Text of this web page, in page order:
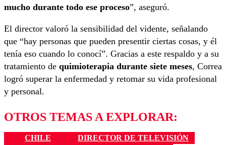
mucho durante todo ese proceso”, aseguró.
El director valoró la sensibilidad del vidente, señalando
que “hay personas que pueden presentir ciertas cosas, y él
tenía eso cuando lo conocí”. Gracias a este respaldo y a su
tratamiento de quimioterapia durante siete meses, Correa
logró superar la enfermedad y retomar su vida profesional
y personal.
OTROS TEMAS A EXPLORAR:
CHILE
DIRECTOR DE TELEVISIÓN